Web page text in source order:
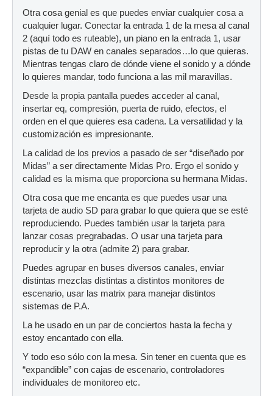
Otra cosa genial es que puedes enviar cualquier cosa a
cualquier lugar. Conectar la entrada 1 de la mesa al canal
2 (aquí todo es ruteable), un piano en la entrada 1, usar
pistas de tu DAW en canales separados…lo que quieras.
Mientras tengas claro de dónde viene el sonido y a dónde
lo quieres mandar, todo funciona a las mil maravillas.
Desde la propia pantalla puedes acceder al canal,
insertar eq, compresión, puerta de ruido, efectos, el
orden en el que quieres esa cadena. La versatilidad y la
customización es impresionante.
La calidad de los previos a pasado de ser “diseñado por
Midas” a ser directamente Midas Pro. Ergo el sonido y
calidad es la misma que proporciona su hermana Midas.
Otra cosa que me encanta es que puedes usar una
tarjeta de audio SD para grabar lo que quiera que se esté
reproduciendo. Puedes también usar la tarjeta para
lanzar cosas pregrabadas. O usar una tarjeta para
reproducir y la otra (admite 2) para grabar.
Puedes agrupar en buses diversos canales, enviar
distintas mezclas distintas a distintos monitores de
escenario, usar las matrix para manejar distintos
sistemas de P.A.
La he usado en un par de conciertos hasta la fecha y
estoy encantado con ella.
Y todo eso sólo con la mesa. Sin tener en cuenta que es
“expandible” con cajas de escenario, controladores
individuales de monitoreo etc.